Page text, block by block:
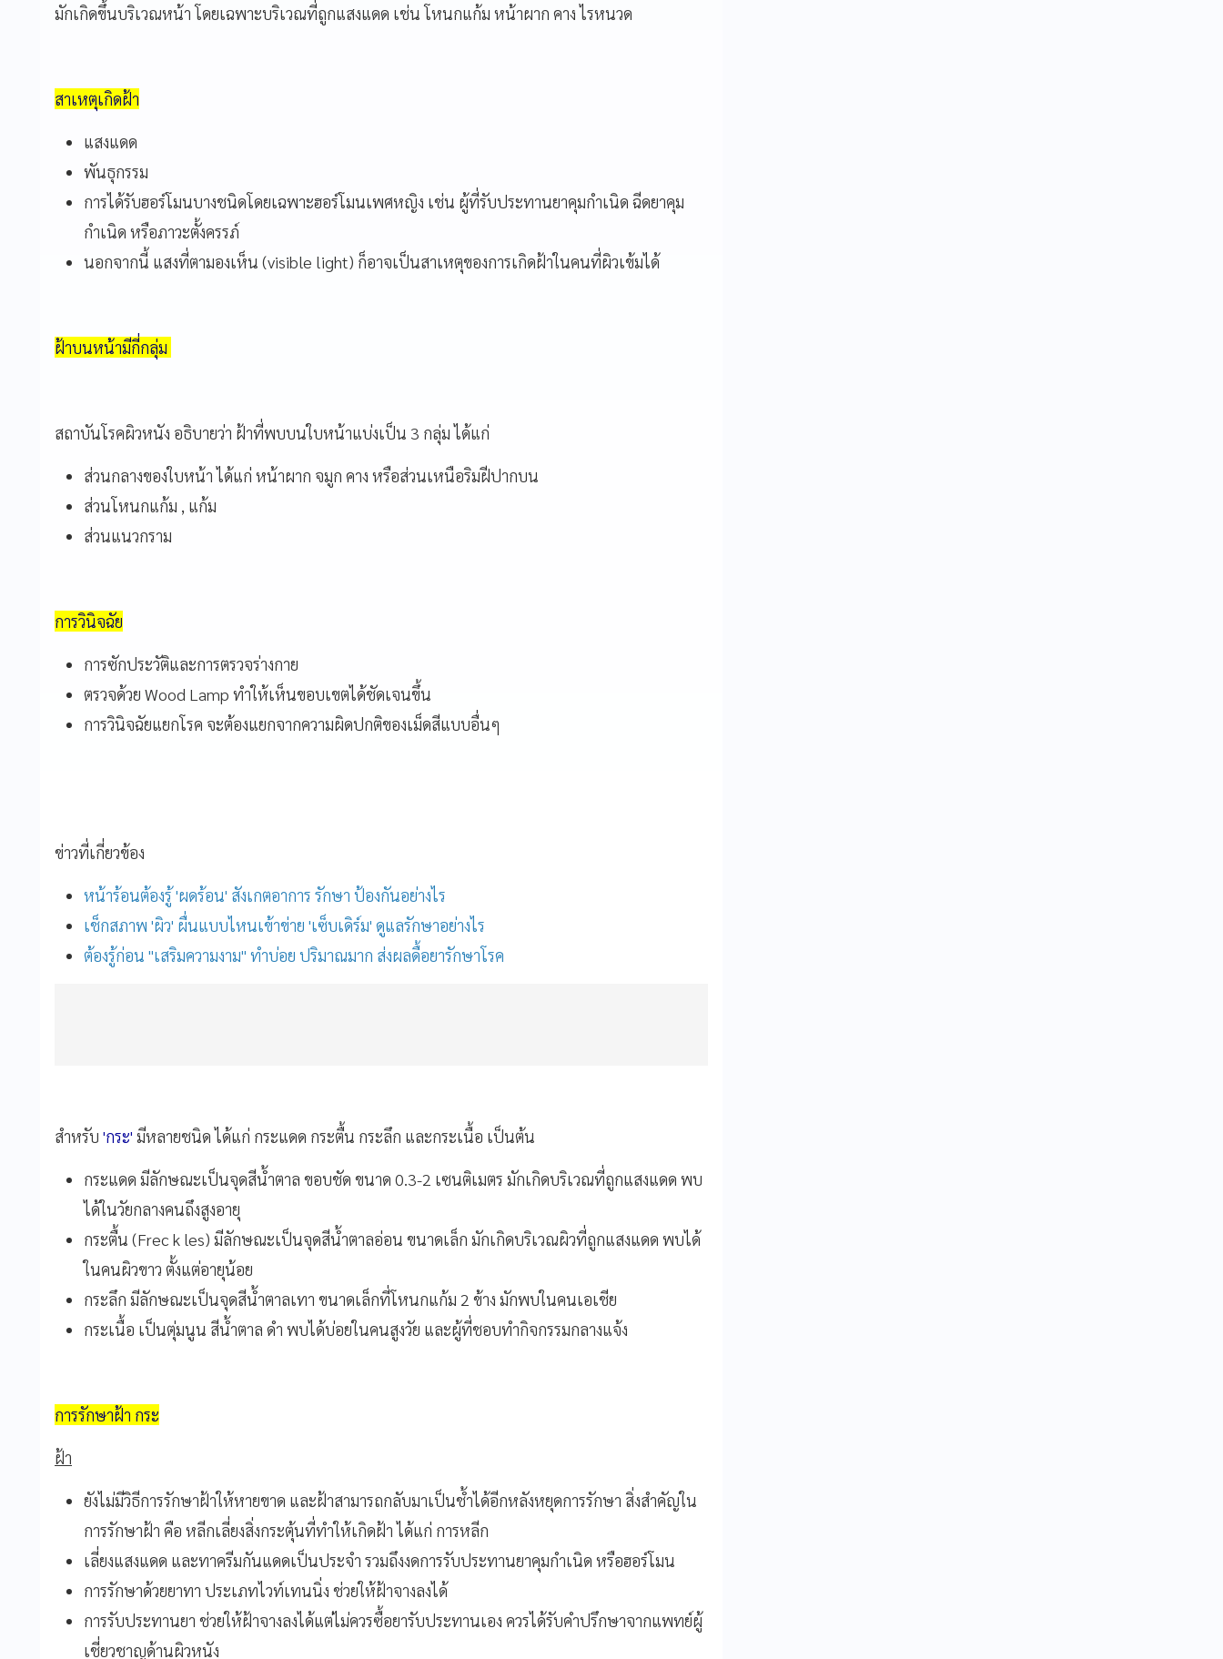
มักเกิดขึ้นบริเวณหน้า โดยเฉพาะบริเวณที่ถูกแสงแดด เช่น โหนกแก้ม หน้าผาก คาง ไรหนวด
สาเหตุเกิดฝ้า
แสงแดด
พันธุกรรม
การได้รับฮอร์โมนบางชนิดโดยเฉพาะฮอร์โมนเพศหญิง เช่น ผู้ที่รับประทานยาคุมกำเนิด ฉีดยาคุม
กำเนิด หรือภาวะตั้งครรภ์
นอกจากนี้ แสงที่ตามองเห็น (visible light) ก็อาจเป็นสาเหตุของการเกิดฝ้าในคนที่ผิวเข้มได้
ฝ้าบนหน้ามีกี่กลุ่ม
สถาบันโรคผิวหนัง อธิบายว่า ฝ้าที่พบบนใบหน้าแบ่งเป็น 3 กลุ่ม ได้แก่
ส่วนกลางของใบหน้า ได้แก่ หน้าผาก จมูก คาง หรือส่วนเหนือริมฝีปากบน
ส่วนโหนกแก้ม , แก้ม
ส่วนแนวกราม
การวินิจฉัย
การซักประวัติและการตรวจร่างกาย
ตรวจด้วย Wood Lamp ทำให้เห็นขอบเขตได้ชัดเจนขึ้น
การวินิจฉัยแยกโรค จะต้องแยกจากความผิดปกติของเม็ดสีแบบอื่นๆ
ข่าวที่เกี่ยวข้อง
หน้าร้อนต้องรู้ 'ผดร้อน' สังเกตอาการ รักษา ป้องกันอย่างไร
เช็กสภาพ 'ผิว' ผื่นแบบไหนเข้าข่าย 'เซ็บเดิร์ม' ดูแลรักษาอย่างไร
ต้องรู้ก่อน "เสริมความงาม" ทำบ่อย ปริมาณมาก ส่งผลดื้อยารักษาโรค
สำหรับ 'กระ' มีหลายชนิด ได้แก่ กระแดด กระตื้น กระลึก และกระเนื้อ เป็นต้น
กระแดด มีลักษณะเป็นจุดสีน้ำตาล ขอบชัด ขนาด 0.3-2 เซนติเมตร มักเกิดบริเวณที่ถูกแสงแดด พบ
ได้ในวัยกลางคนถึงสูงอายุ
กระตื้น (Frec k les) มีลักษณะเป็นจุดสีน้ำตาลอ่อน ขนาดเล็ก มักเกิดบริเวณผิวที่ถูกแสงแดด พบได้
ในคนผิวขาว ตั้งแต่อายุน้อย
กระลึก มีลักษณะเป็นจุดสีน้ำตาลเทา ขนาดเล็กที่โหนกแก้ม 2 ข้าง มักพบในคนเอเชีย
กระเนื้อ เป็นตุ่มนูน สีน้ำตาล ดำ พบได้บ่อยในคนสูงวัย และผู้ที่ชอบทำกิจกรรมกลางแจ้ง
การรักษาฝ้า กระ
ฝ้า
ยังไม่มีวิธีการรักษาฝ้าให้หายขาด และฝ้าสามารถกลับมาเป็นช้ำได้อีกหลังหยุดการรักษา สิ่งสำคัญใน
การรักษาฝ้า คือ หลีกเลี่ยงสิ่งกระตุ้นที่ทำให้เกิดฝ้า ได้แก่ การหลีก
เลี่ยงแสงแดด และทาครีมกันแดดเป็นประจำ รวมถึงงดการรับประทานยาคุมกำเนิด หรือฮอร์โมน
การรักษาด้วยยาทา ประเภทไวท์เทนนิ่ง ช่วยให้ฝ้าจางลงได้
การรับประทานยา ช่วยให้ฝ้าจางลงได้แต่ไม่ควรซื้อยารับประทานเอง ควรได้รับคำปรึกษาจากแพทย์ผู้
เชี่ยวชาญด้านผิวหนัง